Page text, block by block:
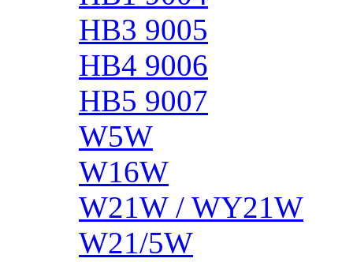
HB3 9005
HB4 9006
HB5 9007
W5W
W16W
W21W / WY21W
W21/5W